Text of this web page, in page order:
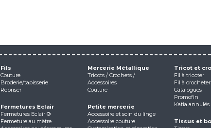
Fils
Couture
Broderie/tapisserie
Repriser
Fermetures Eclair
Fermetures Eclair ®
Fermeture au mètre
Mercerie Métallique
Tricots / Crochets /
Accessoires
Couture
Petite mercerie
Accessoire et soin du linge
Accessoire couture
Tricot et
Fil à tricoter
Fil à crocheter
Catalogues
Promofin
Katia annulés
Tissus et